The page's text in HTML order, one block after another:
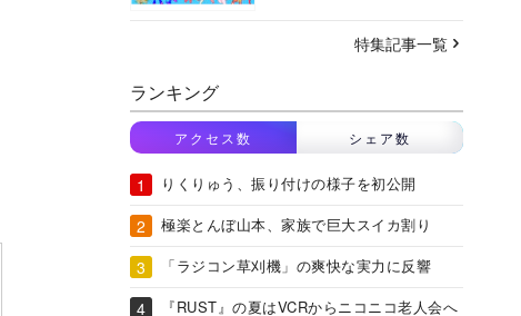
特集記事一覧
ランキング
アクセス数 シェア数
りくりゅう、振り付けの様子を初公開
極楽とんぼ山本、家族で巨大スイカ割り
「ラジコン草刈機」の爽快な実力に反響
『RUST』の夏はVCRからニコニコ老人会へ